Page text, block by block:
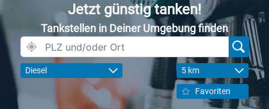
Jetzt günstig tanken!
Tankstellen in Deiner Umgebung finden
Diesel 5 km
Favoriten